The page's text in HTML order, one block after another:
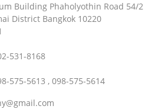
Building Phaholyothin Road 54/2
District Bangkok 10220
531-8168
575-5613 , 098-575-5614